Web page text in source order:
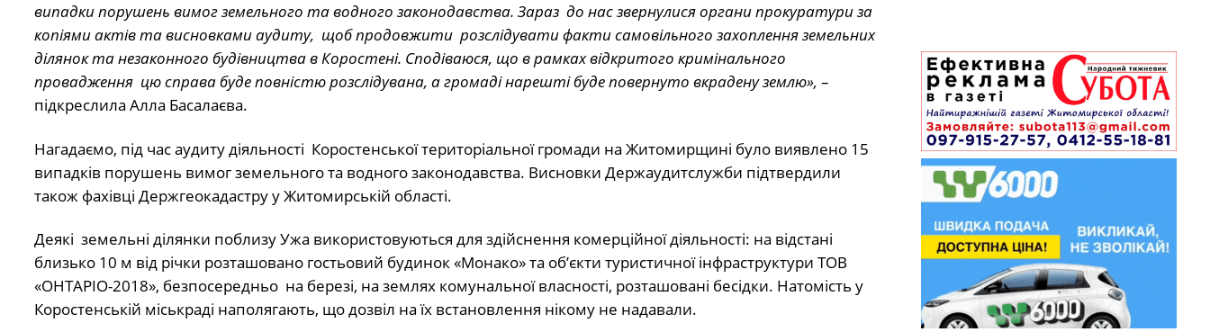
випадки порушень вимог земельного та водного законодавства. Зараз до нас звернулися органи прокуратури за
копіями актів та висновками аудиту, щоб продовжити розслідувати факти самовільного захоплення земельних
ділянок та незаконного будівництва в Коростені. Сподіваюся, що в рамках відкритого кримінального
провадження цю справа буде повністю розслідувана, а громаді нарешті буде повернуто вкрадену землю», –
підкреслила Алла Басалаєва.
Нагадаємо, під час аудиту діяльності Коростенської територіальної громади на Житомирщині було виявлено 15
випадків порушень вимог земельного та водного законодавства. Висновки Держаудитслужби підтвердили
також фахівці Держгеокадастру у Житомирській області.
Деякі земельні ділянки поблизу Ужа використовуються для здійснення комерційної діяльності: на відстані
близько 10 м від річки розташовано гостьовий будинок «Монако» та об’єкти туристичної інфраструктури ТОВ
«ОНТАРІО-2018», безпосередньо на березі, на землях комунальної власності, розташовані бесідки. Натомість у
Коростенській міськраді наполягають, що дозвіл на їх встановлення нікому не надавали.